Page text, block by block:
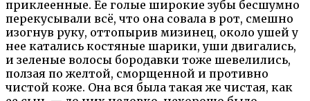
приклеенные. Ее голые широкие зубы бесшумно
перекусывали всё, что она совала в рот, смешно
изогнув руку, оттопырив мизинец, около ушей у
нее катались костяные шарики, уши двигались,
и зеленые волосы бородавки тоже шевелились,
ползая по желтой, сморщенной и противно
чистой коже. Она вся была такая же чистая, как